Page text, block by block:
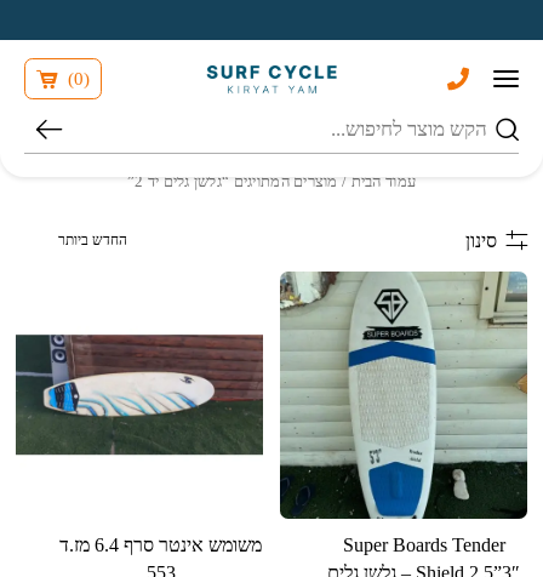
חיפוש
(
0
)
עמוד הבית / מוצרים המתויגים “גלשן גלים יד 2”
סינון
⁦Super Boards Tender
משומש אינטר סרף 6.4 מז.ד